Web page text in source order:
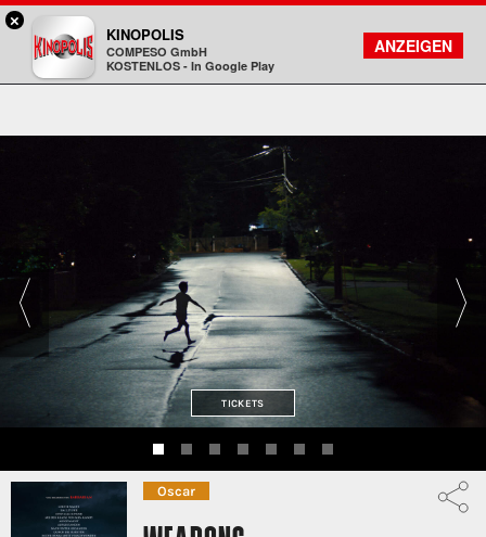
Kinopolis
FILMSUCHE
KONTO
TICKETS
Oscar
×
KINOPOLIS
COMPESO GmbH
KOSTENLOS - In Google Play
ANZEIGEN